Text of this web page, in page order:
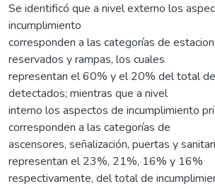
Se identificó que a nivel externo los
incumplimiento
corresponden a las categorías de
reservados y rampas, los cuales
representan el 60% y el 20% del total
detectados; mientras que a nivel
interno los aspectos de incumplimiento
corresponden a las categorías de
ascensores, señalización, puertas y
representan el 23%, 21%, 16% y 16%
respectivamente, del total de